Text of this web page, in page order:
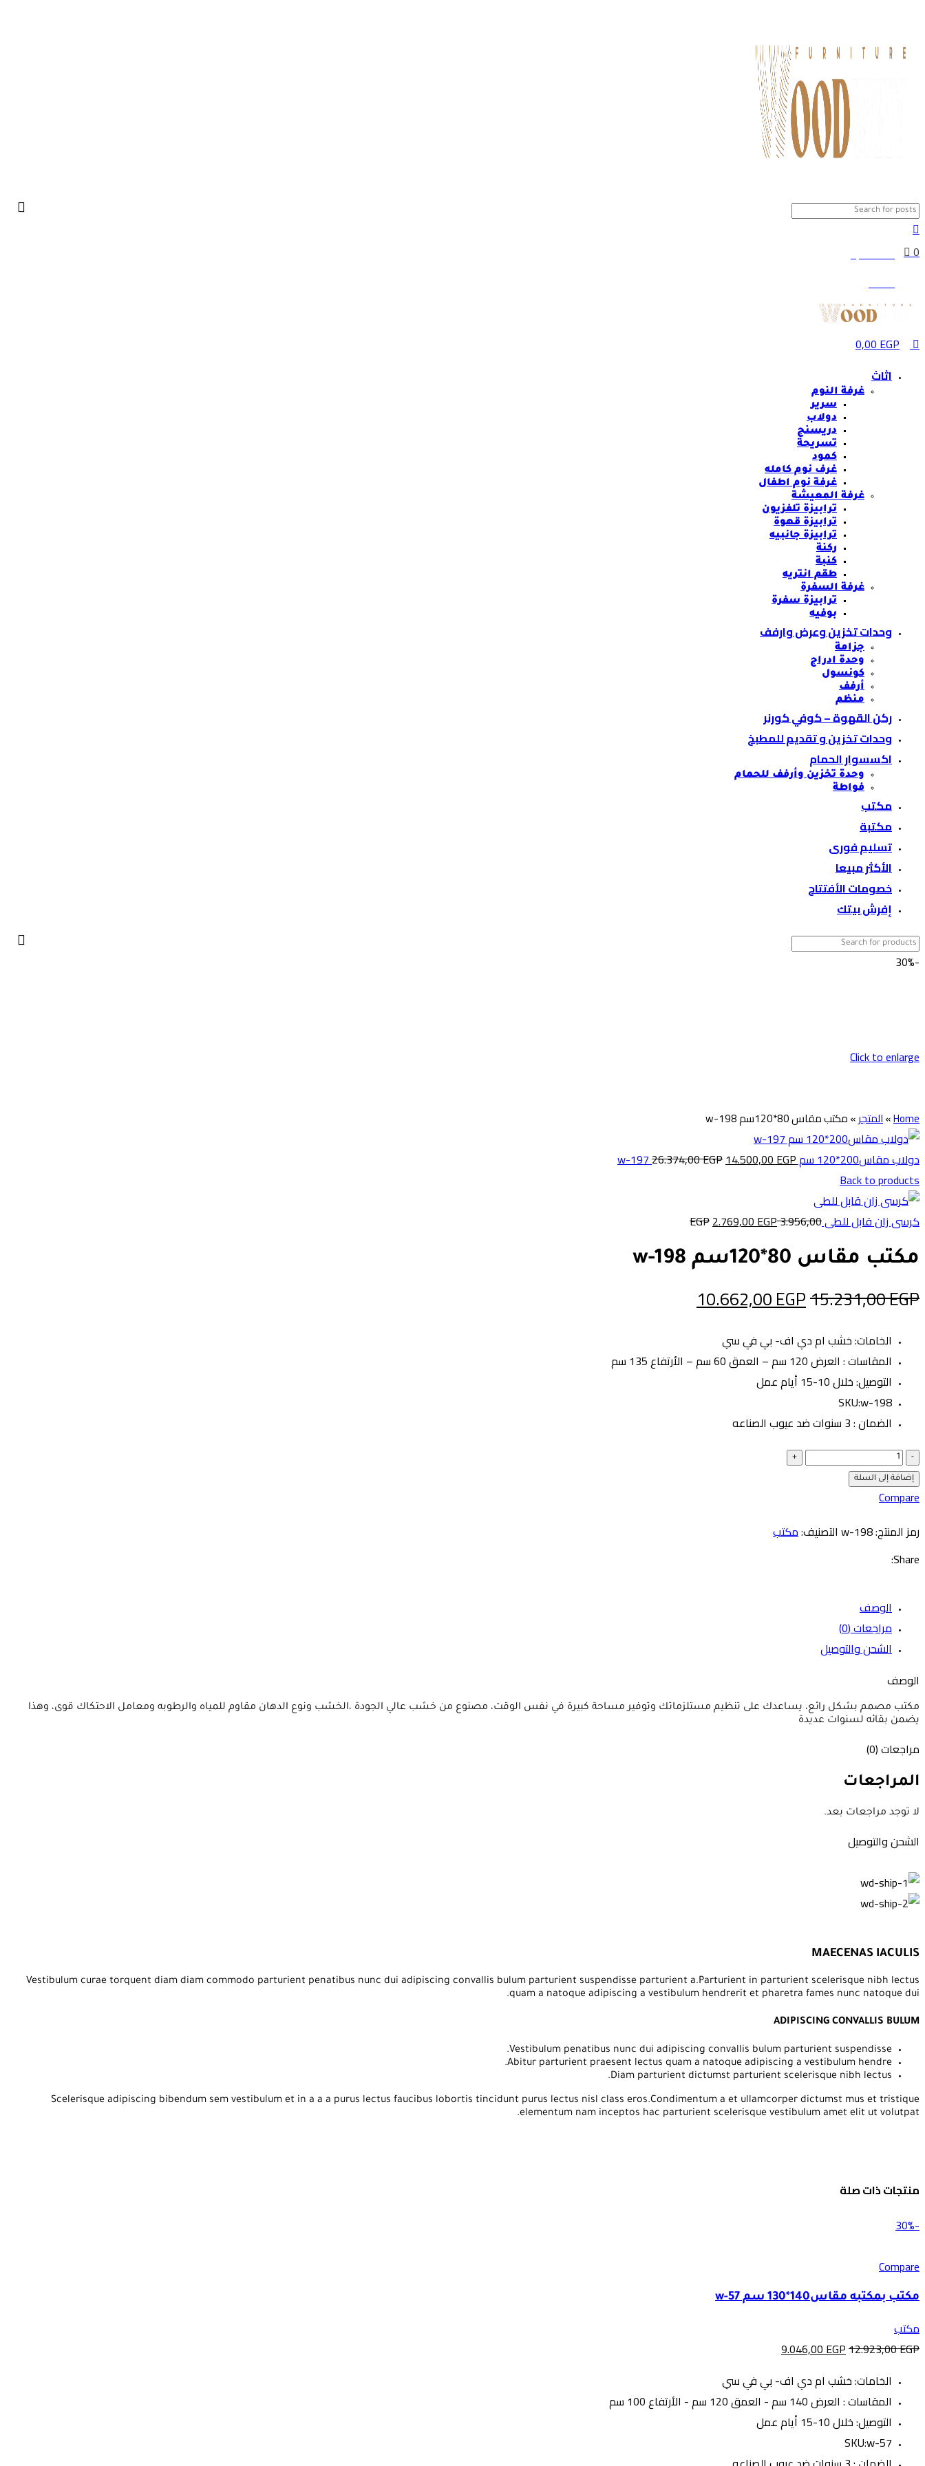
0
0,00EGP
Menu
0,00EGP
اثاث
غرفة النوم
سرير
دولاب
دريسنج
تسريحة
كمود
غرف نوم كامله
غرفة نوم اطفال
غرفة المعيشة
ترابيزة تلفزيون
ترابيزة قهوة
ترابيزة جانبيه
ركنة
كنبة
طقم انتريه
غرفة السفرة
ترابيزة سفرة
بوفيه
وحدات تخزين وعرض وارفف
جزامة
وحدة ادراج
كونسول
أرفف
منظم
ركن القهوة – كوفي كورنر
وحدات تخزين و تقديم للمطبخ
اكسسوار الحمام
وحدة تخزين وأرفف للحمام
فواطة
مكتب
مكتبة
تسليم فورى
الأكثر مبيعا
خصومات الأفتتاح
إفرش بيتك
-30%
Click to enlarge
Home
»المتجر»مكتب مقاس 80*120سم w-198
دولاب مقاس200*120 سم w-197 26.374,00EGP14.500,00EGP
Back to products
كرسى زان قابل للطى3.956,00
EGP2.769,00EGP
مكتب مقاس 80*120سم w-198
15.231,00EGP
10.662,00EGP
الخامات: خشب ام دي اف- بي في سي
المقاسات : العرض 120 سم – العمق 60 سم – الأرتفاع 135 سم
التوصيل: خلال 10-15 أيام عمل
SKU:w-198
الضمان : 3 سنوات ضد عيوب الصناعه
إضافة إلى السلة
Compare
رمز المنتج:w-198 التصنيف:مكتب
Share:
الوصف
مراجعات (0)
الشحن والتوصيل
الوصف
مكتب مصمم بشكل رائع، يساعدك على تنظيم مستلزماتك وتوفير مساحة كبيرة في نفس الوقت، مصنوع من خشب عالي الجودة ،الخشب ونوع الدهان مقاوم للمياه والرطوبه ومعامل الاحتكاك قوى، وهذا
يضمن بقائه لسنوات عديدة
مراجعات (0)
المراجعات
لا توجد مراجعات بعد.
الشحن والتوصيل
MAECENAS IACULIS
Vestibulum curae torquent diam diam commodo parturient penatibus nunc dui adipiscing convallis bulum parturient suspendisse parturient a.Parturient in parturient scelerisque nibh lectus
quam a natoque adipiscing a vestibulum hendrerit et pharetra fames nunc natoque dui.
ADIPISCING CONVALLIS BULUM
Vestibulum penatibus nunc dui adipiscing convallis bulum parturient suspendisse.
Abitur parturient praesent lectus quam a natoque adipiscing a vestibulum hendre.
Diam parturient dictumst parturient scelerisque nibh lectus.
Scelerisque adipiscing bibendum sem vestibulum et in a a a purus lectus faucibus lobortis tincidunt purus lectus nisl class eros.Condimentum a et ullamcorper dictumst mus et tristique
elementum nam inceptos hac parturient scelerisque vestibulum amet elit ut volutpat.
منتجات ذات صلة
-30%
Compare
مكتب بمكتبه مقاس140*130 سم w-57
مكتب
12.923,00EGP
9.046,00EGP
الخامات: خشب ام دي اف- بي في سي
المقاسات : العرض 140 سم - العمق 120 سم - الأرتفاع 100 سم
التوصيل: خلال 10-15 أيام عمل
SKU:w-57